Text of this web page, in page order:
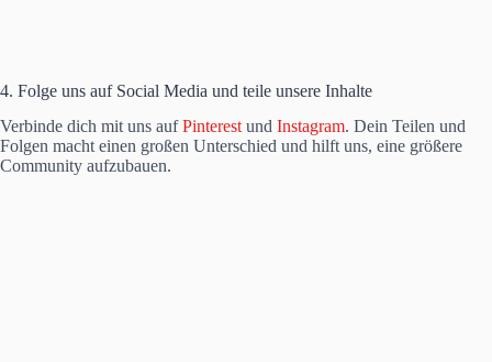
4. Folge uns auf Social Media und teile unsere Inhalte
Verbinde dich mit uns aufPinterest und Instagram. Dein Teilen und
Folgen macht einen großen Unterschied und hilft uns, eine größere
Community aufzubauen.